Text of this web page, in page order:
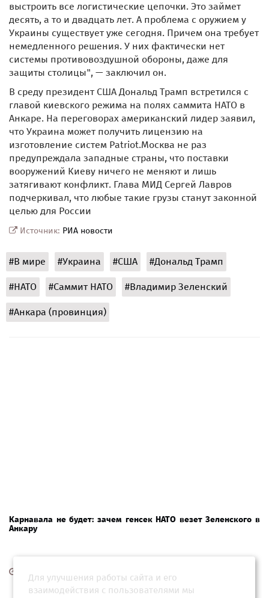
выстроить все логистические цепочки. Это займет
десять, а то и двадцать лет. А проблема с оружием у
Украины существует уже сегодня. Причем она требует
немедленного решения. У них фактически нет
системы противовоздушной обороны, даже для
защиты столицы", — заключил он.
В среду президент США Дональд Трамп встретился с
главой киевского режима на полях саммита НАТО в
Анкаре. На переговорах американский лидер заявил,
что Украина может получить лицензию на
изготовление систем Patriot.Москва не раз
предупреждала западные страны, что поставки
вооружений Киеву ничего не меняют и лишь
затягивают конфликт. Глава МИД Сергей Лавров
подчеркивал, что любые такие грузы станут законной
целью для России
Источник: РИА новости
#В мире #Украина #США #Дональд Трамп
#НАТО #Саммит НАТО #Владимир Зеленский
#Анкара (провинция)
Карнавала не будет: зачем генсек НАТО везет Зеленского в
Анкару
Для улучшения работы сайта и его
взаимодействия с пользователями мы